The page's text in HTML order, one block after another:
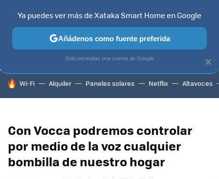
TELEVISORES CONTENIDOS SMART TV SELECCIÓN
HOY SE HABLA DE
Wi-Fi Alquiler Paneles solares Netflix Altavoces
Con Vocca podremos controlar
por medio de la voz cualquier
bombilla de nuestro hogar
×
Ya puedes ver más de Xataka Smart Home en Google
Añádenos como fuente preferida
Solo necesitas una cuenta de Google